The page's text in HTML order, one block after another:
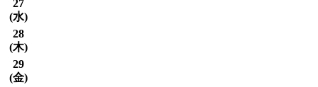
27
(水)
28
(木)
29
(金)